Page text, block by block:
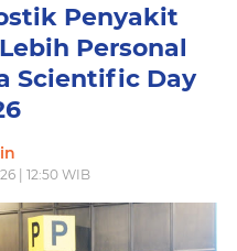
Penyakit
Personal
Scientific Day
| 12:50 WIB